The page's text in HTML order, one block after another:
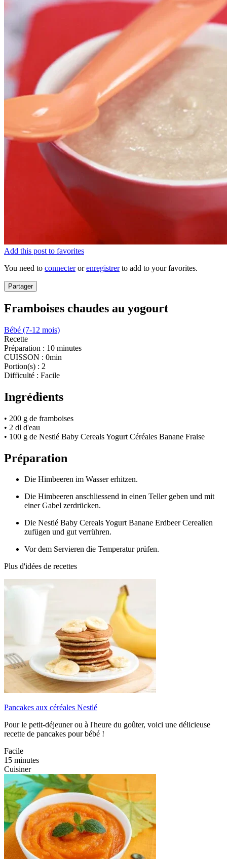
Add this post to favorites
You need to connecterorenregistrerto add to your favorites.
Partager
Framboises chaudes au yogourt
Bébé (7-12 mois)
Recette
Préparation : 10 minutes
CUISSON : 0min
Portion(s) : 2
Difficulté : Facile
Ingrédients
• 200 g de framboises
• 2 dl d'eau
• 100 g de Nestlé Baby Cereals Yogurt Céréales Banane Fraise
Préparation
Die Himbeeren im Wasser erhitzen.
Die Himbeeren anschliessend in einen Teller geben und mit
einer Gabel zerdrücken.
Die Nestlé Baby Cereals Yogurt Banane Erdbeer Cerealien
zufügen und gut verrühren.
Vor dem Servieren die Temperatur prüfen.
Plus d'idées de recettes
Pancakes aux céréales Nestlé
Pour le petit-déjeuner ou à l'heure du goûter, voici une délicieuse
recette de pancakes pour bébé !
Facile
15 minutes
Cuisiner